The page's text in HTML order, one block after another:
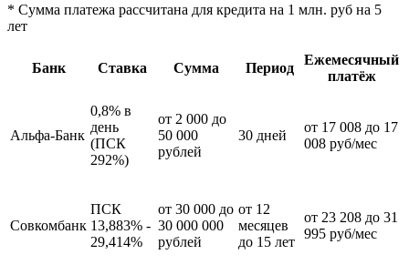
* Сумма платежа рассчитана для кредита на 1 млн. руб на 5
лет
Банк Ставка Сумма Период
Ежемесячный
платёж
Альфа-Банк
0,8% в
день
(ПСК
292%)
от 2 000 до
50 000
рублей
30 дней
от 17 008 до 17
008 руб/мес
Совкомбанк
ПСК
13,883% -
29,414%
от 30 000 до
30 000 000
рублей
от 12
месяцев
до 15 лет
от 23 208 до 31
995 руб/мес